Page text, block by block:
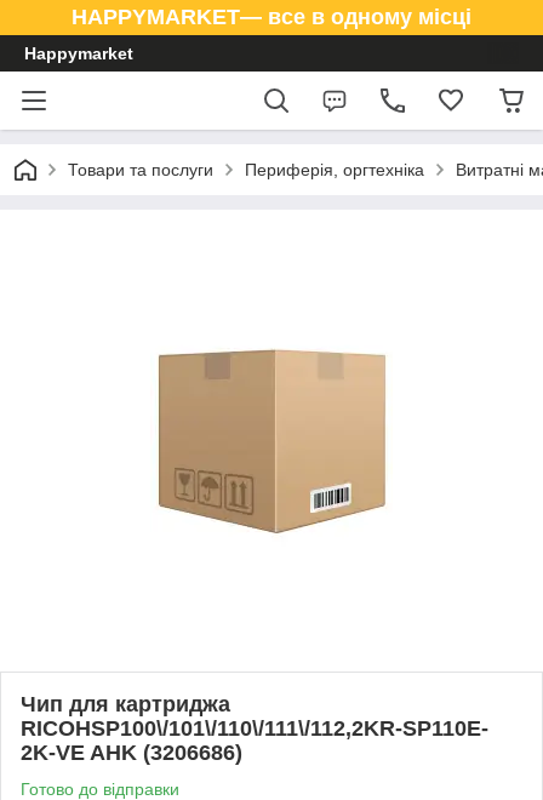
HAPPYMARKET— все в одному місці
Happymarket
Товари та послуги Периферія, оргтехніка Витратні
Чип для картриджа
RICOHSP100\/101\/110\/111\/112,2KR-SP110E-
2K-VE AHK (3206686)
Готово до відправки